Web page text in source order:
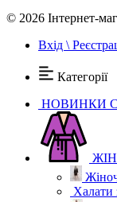
© 2026 Інтернет-
Вхід \
Категорії
НОВИНКИ
Халати